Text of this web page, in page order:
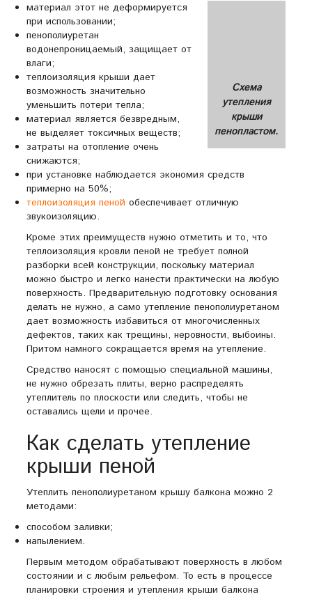
Схема
утепления
крыши
пенопластом.
материал этот не деформируется
при использовании;
пенополиуретан
водонепроницаемый, защищает от
влаги;
теплоизоляция крыши дает
возможность значительно
уменьшить потери тепла;
материал является безвредным,
не выделяет токсичных веществ;
затраты на отопление очень
снижаются;
при установке наблюдается экономия средств
примерно на 50%;
теплоизоляция пеной обеспечивает отличную
звукоизоляцию.
Кроме этих преимуществ нужно отметить и то, что
теплоизоляция кровли пеной не требует полной
разборки всей конструкции, поскольку материал
можно быстро и легко нанести практически на любую
поверхность. Предварительную подготовку основания
делать не нужно, а само утепление пенополиуретаном
дает возможность избавиться от многочисленных
дефектов, таких как трещины, неровности, выбоины.
Притом намного сокращается время на утепление.
Средство наносят с помощью специальной машины,
не нужно обрезать плиты, верно распределять
утеплитель по плоскости или следить, чтобы не
оставались щели и прочее.
Как сделать утепление
крыши пеной
Утеплить пенополиуретаном крышу балкона можно 2
методами:
способом заливки;
напылением.
Первым методом обрабатывают поверхность в любом
состоянии и с любым рельефом. То есть в процессе
планировки строения и утепления крыши балкона